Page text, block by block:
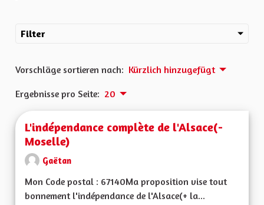
Filter
Vorschläge sortieren nach: Kürzlich hinzugefügt
Ergebnisse pro Seite: 20
L'indépendance complète de l'Alsace(-
Moselle)
Gaëtan
Mon Code postal : 67140Ma proposition vise tout
bonnement l'indépendance de l'Alsace(+ la...